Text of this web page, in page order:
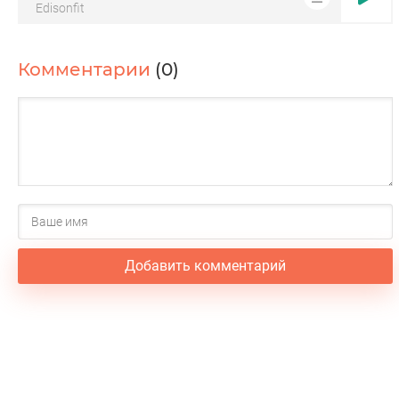
Edisonfit
Комментарии (0)
Добавить комментарий